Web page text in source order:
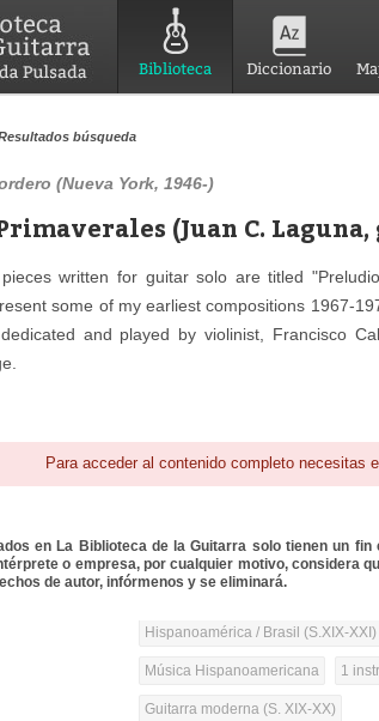
Biblioteca Diccionario
búsqueda
(Nueva York, 1946-)
(Juan C.
written for guitar solo are titled
some of my earliest compositions 1967-
and played by violinist, Francisco
Para acceder al contenido completo necesitas
en La Biblioteca de la Guitarra solo tienen un
o empresa, por cualquier motivo, considera
de autor, infórmenos y se eliminará.
Hispanoamérica / Brasil (S.XIX-XXI)
Música Hispanoamericana 1
Guitarra moderna (S. XIX-XX)